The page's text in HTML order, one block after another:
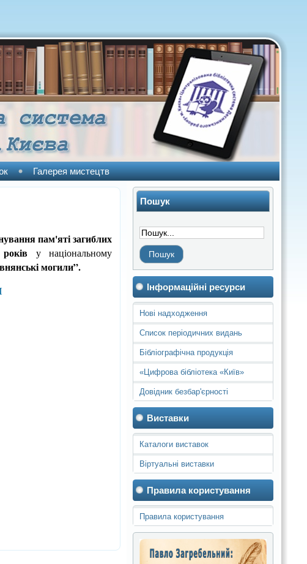
Галерея мистецтв
пам'яті загиблих
у національному
могили”.
Пошук
Інформаційні ресурси
Нові надходження
Список періодичних видань
Бібліографічна продукція
«Цифрова бібліотека «Київ»
Довідник безбар'єрності
Виставки
Каталоги виставок
Віртуальні виставки
Правила користування
Правила користування
бібліотеками